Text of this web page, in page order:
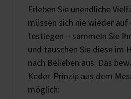
Erleben Sie unendliche
müssen sich nie wieder
festlegen – sammeln Sie
und tauschen Sie diese im
nach Belieben aus. Das
Keder-Prinzip aus dem
möglich: